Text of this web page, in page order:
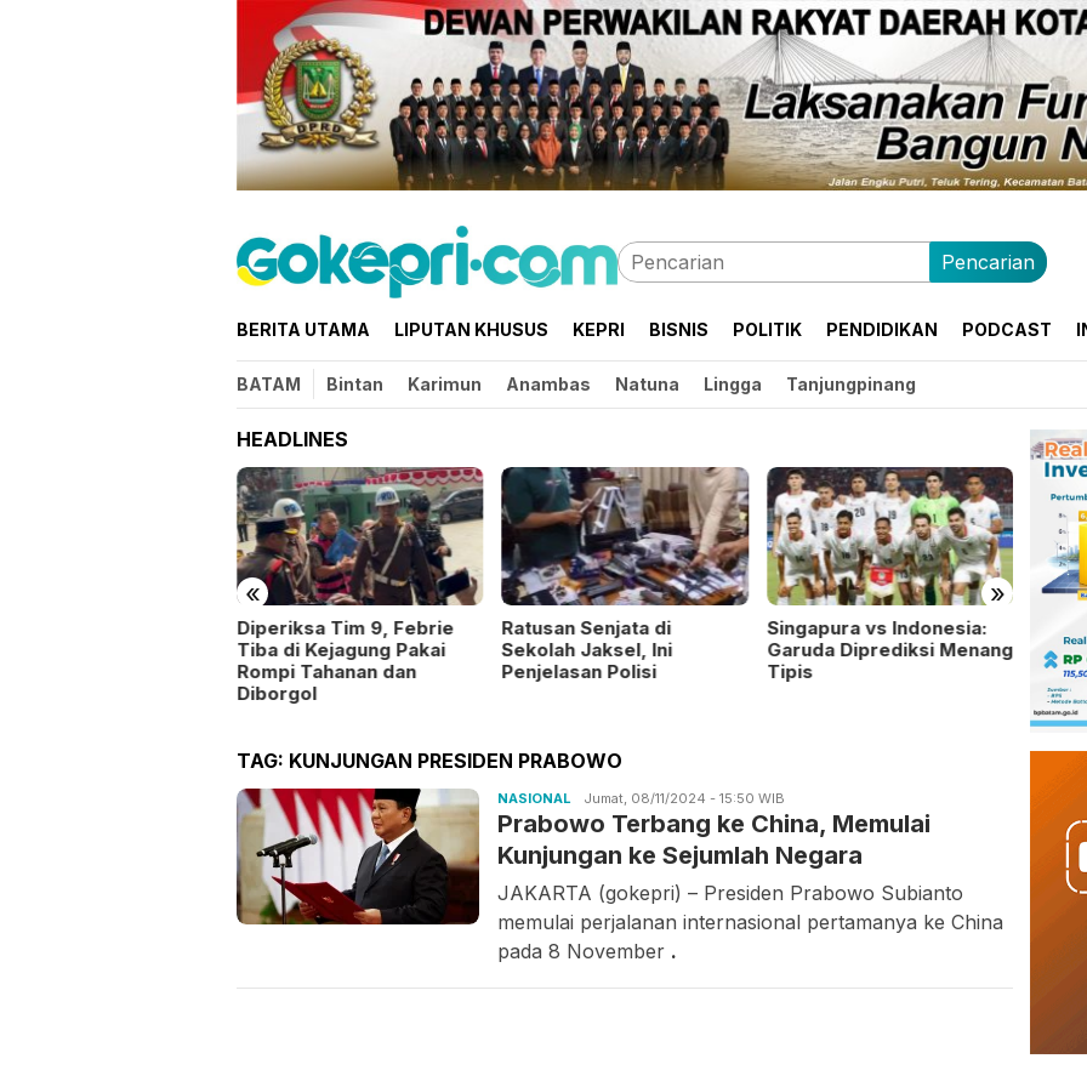
Pencarian
BERITA UTAMA LIPUTAN KHUSUS KEPRI BISNIS POLITIK PENDIDIKAN PODCAST
BATAM Bintan Karimun Anambas Natuna Lingga Tanjungpinang
HEADLINES
« »
Diperiksa Tim 9, Febrie
Tiba di Kejagung Pakai
Rompi Tahanan dan
Diborgol
Ratusan Senjata di
Sekolah Jaksel, Ini
Penjelasan Polisi
Singapura vs Indonesia:
Garuda Diprediksi Menang
Tipis
Ada
TAG: KUNJUNGAN PRESIDEN PRABOWO
NASIONAL Candra
Gunawan
Jumat, 08/11/2024 - 15:50 WIB
Prabowo Terbang ke China, Memulai
Kunjungan ke Sejumlah Negara
JAKARTA (gokepri) – Presiden Prabowo Subianto
memulai perjalanan internasional pertamanya ke China
pada 8 November .